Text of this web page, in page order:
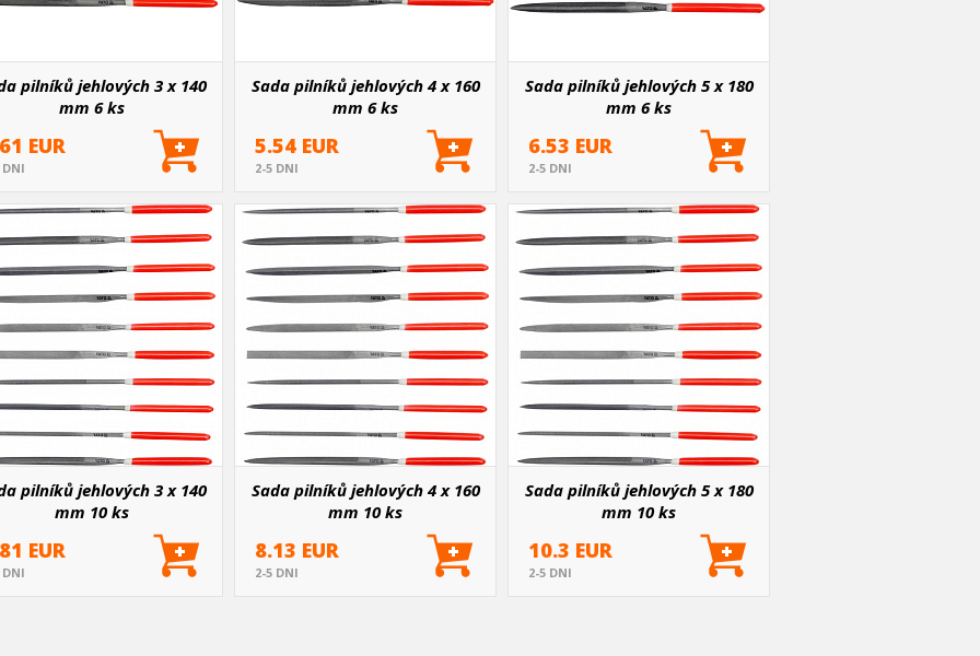
pilníků jehlových 3 x 140
mm 6 ks
EUR
DNI
Sada pilníků jehlových 4 x 160
mm 6 ks
5.54 EUR
2-5 DNI
Sada pilníků jehlových 5 x 180
mm 6 ks
6.53 EUR
2-5 DNI
pilníků jehlových 3 x 140
mm 10 ks
EUR
DNI
Sada pilníků jehlových 4 x 160
mm 10 ks
8.13 EUR
2-5 DNI
Sada pilníků jehlových 5 x 180
mm 10 ks
10.3 EUR
2-5 DNI